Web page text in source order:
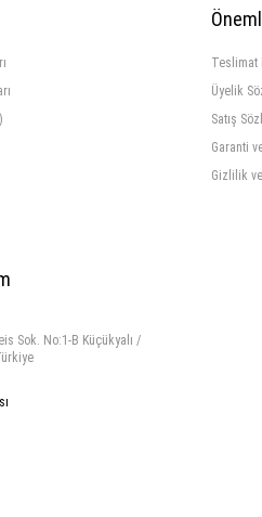
Teslimat
Üyelik
Satış
Garanti
Gizlilik
Sok. No:1-B Küçükyalı /